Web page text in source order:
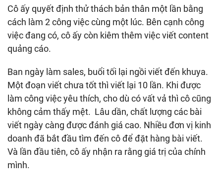
Cô ấy quyết định thử thách bản thân một lần bằng
cách làm 2 công việc cùng một lúc. Bên cạnh công
việc đang có, cô ấy còn kiêm thêm việc viết content
quảng cáo.
Ban ngày làm sales, buổi tối lại ngồi viết đến khuya.
Một đoạn viết chưa tốt thì viết lại 10 lần. Khi được
làm công việc yêu thích, cho dù có vất vả thì cô cũng
không cảm thấy mệt. Lâu dần, chất lượng các bài
viết ngày càng được đánh giá cao. Nhiều đơn vị kinh
doanh đã bắt đầu tìm đến cô để đặt hàng bài viết.
Và lần đầu tiên, cô ấy nhận ra rằng giá trị của chính
mình.